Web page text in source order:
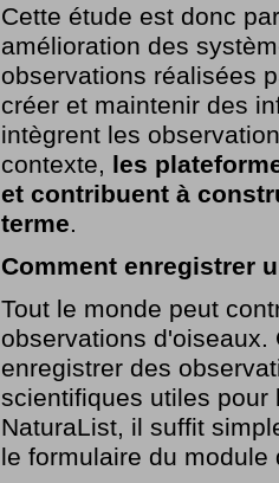
Cette étude est donc
amélioration des
observations réalisées
créer et maintenir des
intègrent les
contexte, les
et contribuent à
terme.
Comment enregistrer
Tout le monde peut
observations
enregistrer des
scientifiques utiles pour
NaturaList, il suffit
le formulaire du module